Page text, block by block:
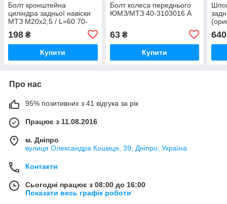
Болт кронштейна
циліндра задньої навіски
МТЗ М20х2,5 / L=60 70-
198 ₴
Купити
Болт колеса переднього
ЮМЗ/МТЗ 40-3103016 А
63₴
Купити
640
Про нас
95% позитивних з 41 відгука за рік
Працює з 11.08.2016
м. Дніпро
вулиця Олександра Кошиця, 39, Дніпро, Україна
Контакти
Сьогодні працює з 08:00 до 16:00
Показати весь графік роботи